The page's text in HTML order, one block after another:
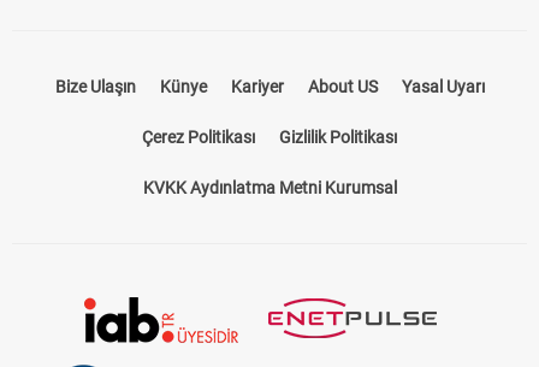
Bize Ulaşın Künye Kariyer About US Yasal Uyarı
Çerez Politikası Gizlilik Politikası
KVKK Aydınlatma Metni Kurumsal